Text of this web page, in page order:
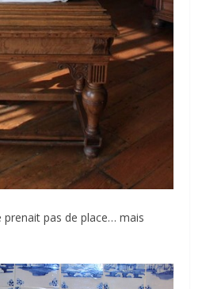
prenait pas de place… mais